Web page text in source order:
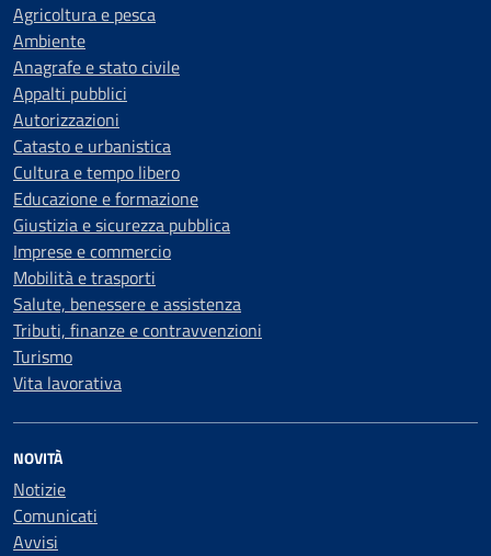
Agricoltura e pesca
Ambiente
Anagrafe e stato civile
Appalti pubblici
Autorizzazioni
Catasto e urbanistica
Cultura e tempo libero
Educazione e formazione
Giustizia e sicurezza pubblica
Imprese e commercio
Mobilità e trasporti
Salute, benessere e assistenza
Tributi, finanze e contravvenzioni
Turismo
Vita lavorativa
NOVITÀ
Notizie
Comunicati
Avvisi